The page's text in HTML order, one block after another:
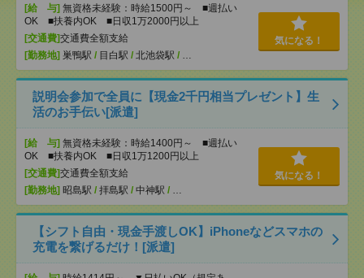
[給 与] 無資格未経験：時給1500円～ ■週払い
OK ■扶養内OK ■日収1万2000円以上
[交通費]交通費全額支給
[勤務地] 巣鴨駅 / 目白駅 / 北池袋駅 / …
気になる！
説明会参加で全員に【現金2千円相当プレゼント】生
活のお手伝い[派遣]
[給 与] 無資格未経験：時給1400円～ ■週払い
OK ■扶養内OK ■日収1万1200円以上
[交通費]交通費全額支給
[勤務地] 昭島駅 / 拝島駅 / 中神駅 / …
気になる！
【シフト自由・現金手渡しOK】iPhoneなどスマホの
充電を繋げるだけ！[派遣]